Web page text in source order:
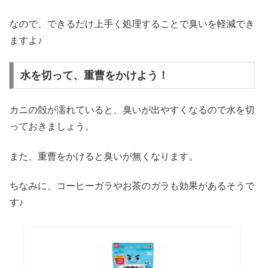
なので、できるだけ上手く処理することで臭いを軽減でき
ますよ♪
水を切って、重曹をかけよう！
カニの殻が濡れていると、臭いが出やすくなるので水を切
っておきましょう。
また、重曹をかけると臭いが無くなります。
ちなみに、コーヒーガラやお茶のガラも効果があるそうで
す♪